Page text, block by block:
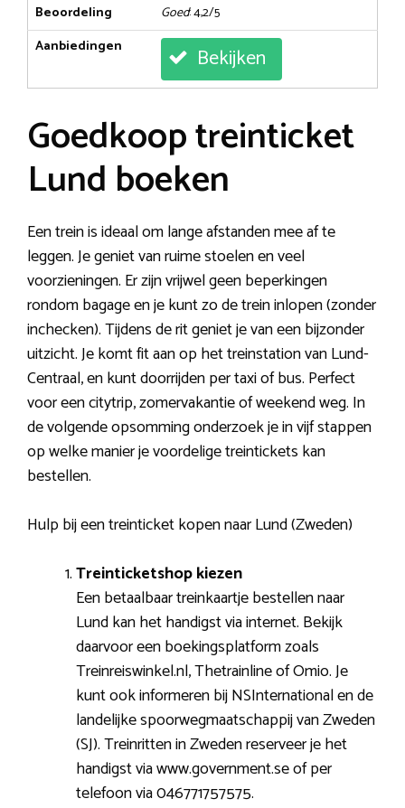
Beoordeling Goed: 4,2/5
Aanbiedingen
Bekijken
Goedkoop treinticket
Lund boeken
Een trein is ideaal om lange afstanden mee af te
leggen. Je geniet van ruime stoelen en veel
voorzieningen. Er zijn vrijwel geen beperkingen
rondom bagage en je kunt zo de trein inlopen (zonder
inchecken). Tijdens de rit geniet je van een bijzonder
uitzicht. Je komt fit aan op het treinstation van Lund-
Centraal, en kunt doorrijden per taxi of bus. Perfect
voor een citytrip, zomervakantie of weekend weg. In
de volgende opsomming onderzoek je in vijf stappen
op welke manier je voordelige treintickets kan
bestellen.
Hulp bij een treinticket kopen naar Lund (Zweden)
Treinticketshop kiezen
Een betaalbaar treinkaartje bestellen naar
Lund kan het handigst via internet. Bekijk
daarvoor een boekingsplatform zoals
Treinreiswinkel.nl, Thetrainline of Omio. Je
kunt ook informeren bij NSInternational en de
landelijke spoorwegmaatschappij van Zweden
(SJ). Treinritten in Zweden reserveer je het
handigst via www.government.se of per
telefoon via 046771757575.